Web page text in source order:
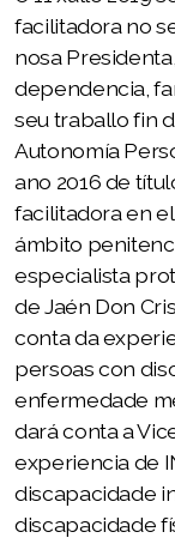
facilitadora no
nosa
dependencia,
seu traballo fin
Autonomía
ano 2016 de
facilitadora en
ámbito
especialista
de Jaén Don
conta da
persoas con
enfermedade
dará conta a
experiencia de
discapacidade
discapacidade